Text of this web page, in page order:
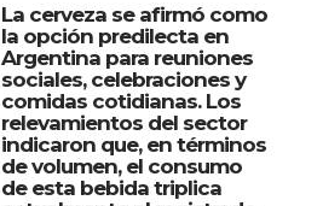
La cerveza se afirmó como
la opción predilecta en
Argentina para reuniones
sociales, celebraciones y
comidas cotidianas. Los
relevamientos del sector
indicaron que, en términos
de volumen, el consumo
de esta bebida triplica